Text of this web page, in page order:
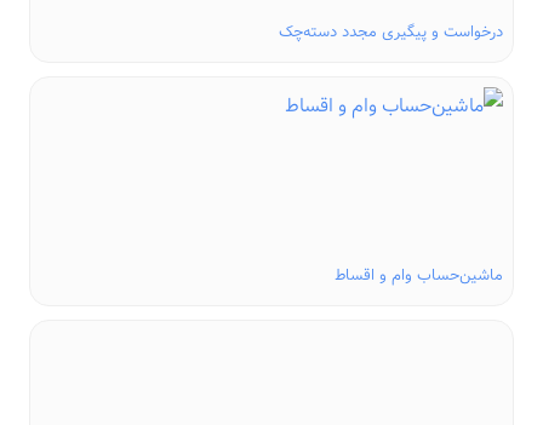
درخواست و پیگیری مجدد دسته‌چک
ماشین‌حساب وام و اقساط